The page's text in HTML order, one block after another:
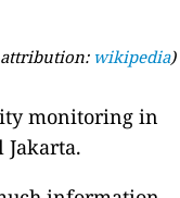
attribution: wikipedia)
monitoring in